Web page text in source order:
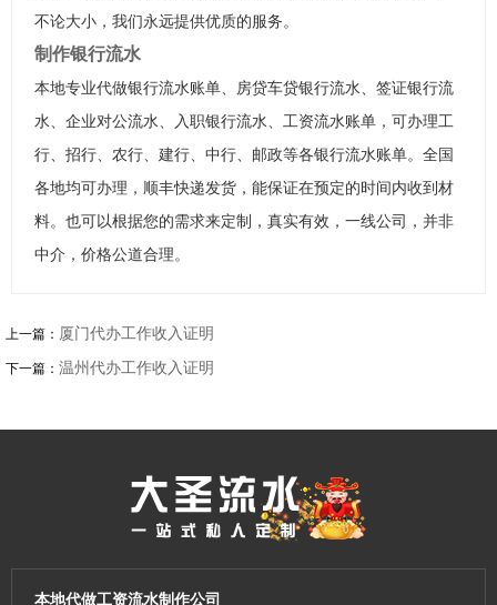
不论大小，我们永远提供优质的服务。
制作银行流水
本地专业代做银行流水账单、房贷车贷银行流水、签证银行流
水、企业对公流水、入职银行流水、工资流水账单，可办理工
行、招行、农行、建行、中行、邮政等各银行流水账单。全国
各地均可办理，顺丰快递发货，能保证在预定的时间内收到材
料。也可以根据您的需求来定制，真实有效，一线公司，并非
中介，价格公道合理。
上一篇： 厦门代办工作收入证明
下一篇： 温州代办工作收入证明
本地代做工资流水制作公司